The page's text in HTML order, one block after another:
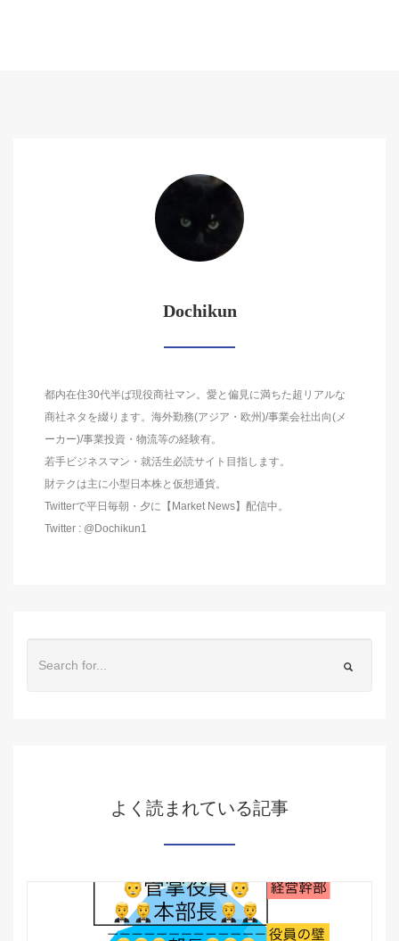
Dochikun
都内在住30代半ば現役商社マン。愛と偏見に満ちた超リアルな
商社ネタを綴ります。海外勤務(アジア・欧州)/事業会社出向(メ
ーカー)/事業投資・物流等の経験有。
若手ビジネスマン・就活生必読サイト目指します。
財テクは主に小型日本株と仮想通貨。
Twitterで平日毎朝・夕に【Market News】配信中。
Twitter : @Dochikun1
よく読まれている記事